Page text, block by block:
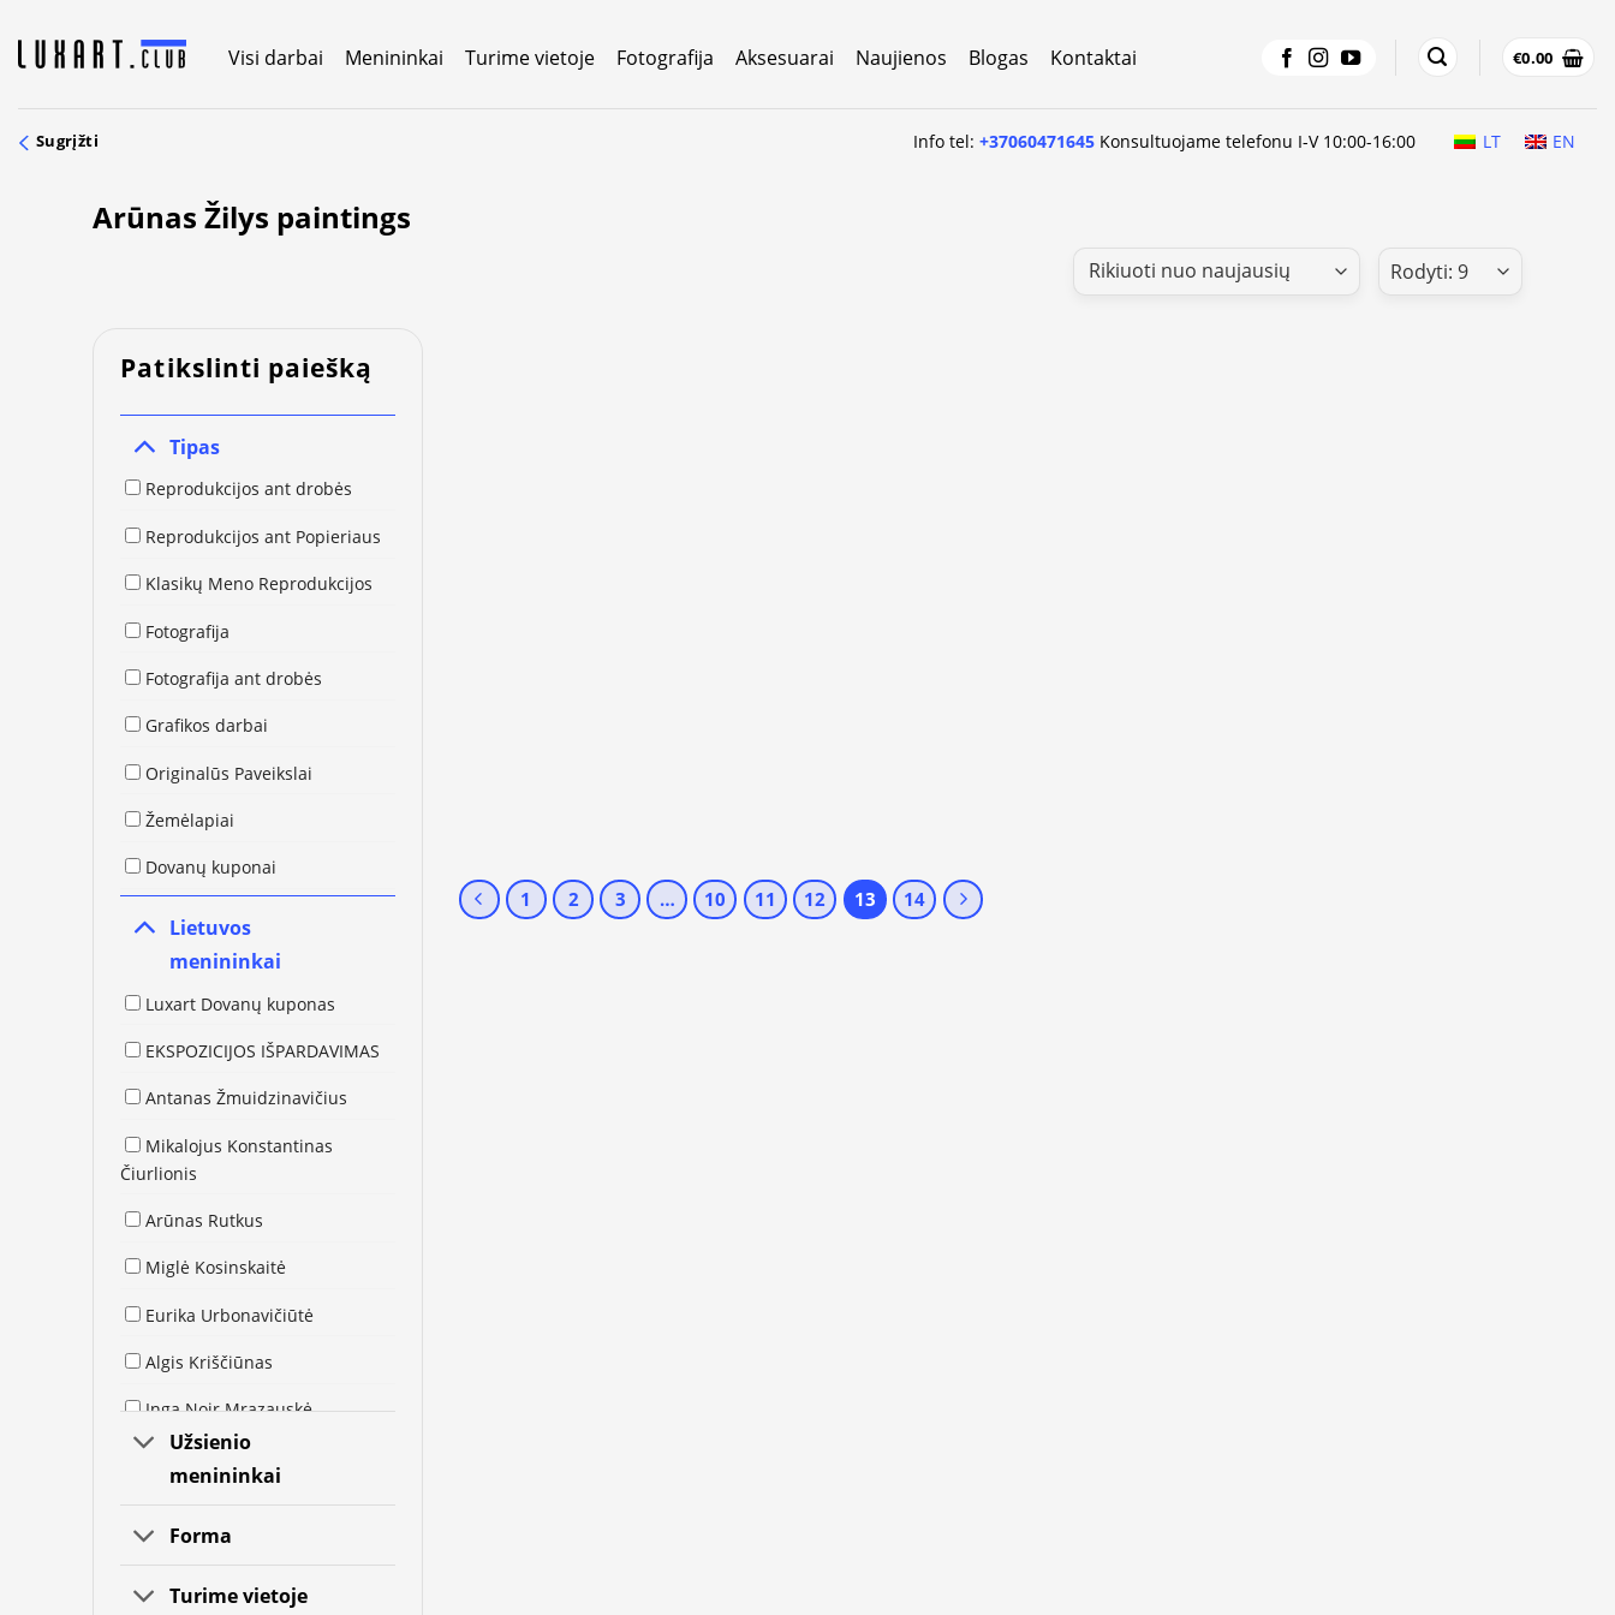
content
Visi darbai Menininkai Turime vietoje Fotografija Aksesuarai Naujienos Blogas Kontaktai €0.00
Sugrįžti Info tel:+37060471645 Konsultuojame telefonu I-V 10:00-16:00 LT EN
Arūnas Žilys paintings
Patikslinti paiešką
Tipas
Reprodukcijos ant drobės
Reprodukcijos ant Popieriaus
Klasikų Meno Reprodukcijos
Fotografija
Fotografija ant drobės
Grafikos darbai
Originalūs Paveikslai
Žemėlapiai
Dovanų kuponai
Lietuvos
menininkai
Luxart Dovanų kuponas
EKSPOZICIJOS IŠPARDAVIMAS
Antanas Žmuidzinavičius
Mikalojus Konstantinas
Čiurlionis
Arūnas Rutkus
Miglė Kosinskaitė
Eurika Urbonavičiūtė
Algis Kriščiūnas
Inga Noir Mrazauskė
Kristina Asinus
Jolita Vaitkutė
Sigitas Mickevičius
Užsienio
menininkai
Forma
Turime vietoje
1 2 3 … 10 11 12 13 14